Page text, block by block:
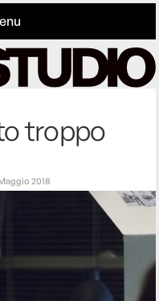
troppo
2018